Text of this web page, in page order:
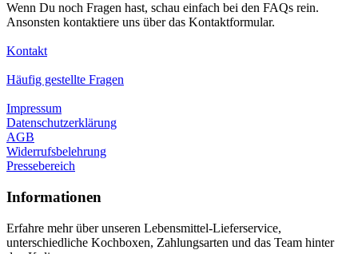
Wenn Du noch Fragen hast, schau einfach bei den FAQs rein.
Ansonsten kontaktiere uns über das Kontaktformular.
Kontakt
Häufig gestellte Fragen
Impressum
Datenschutzerklärung
AGB
Widerrufsbelehrung
Pressebereich
Informationen
Erfahre mehr über unseren Lebensmittel-Lieferservice,
unterschiedliche Kochboxen, Zahlungsarten und das Team hinter